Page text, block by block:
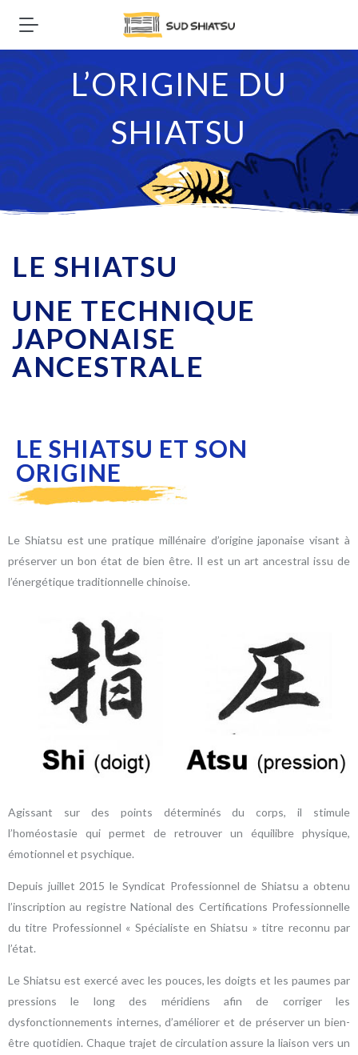
L’ORIGINE DU
SHIATSU
LE SHIATSU
UNE TECHNIQUE
JAPONAISE
ANCESTRALE
LE SHIATSU ET SON
ORIGINE
Le Shiatsu est une pratique millénaire d’origine japonaise visant à
préserver un bon état de bien être. Il est un art ancestral issu de
l’énergétique traditionnelle chinoise.
Agissant sur des points déterminés du corps, il stimule
l’homéostasie qui permet de retrouver un équilibre physique,
émotionnel et psychique.
Depuis juillet 2015 le Syndicat Professionnel de Shiatsu a obtenu
l’inscription au registre National des Certifications Professionnelle
du titre Professionnel « Spécialiste en Shiatsu » titre reconnu par
l’état.
Le Shiatsu est exercé avec les pouces, les doigts et les paumes par
pressions le long des méridiens afin de corriger les
dysfonctionnements internes, d’améliorer et de préserver un bien-
être quotidien. Chaque trajet de circulation assure la liaison vers un